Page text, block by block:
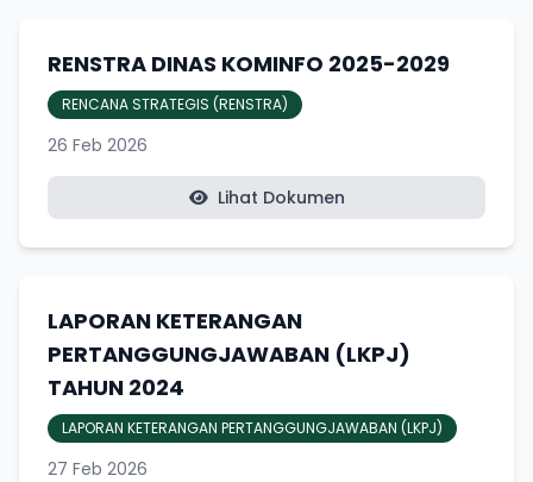
RENSTRA DINAS KOMINFO 2025-2029
RENCANA STRATEGIS (RENSTRA)
26 Feb 2026
Lihat Dokumen
LAPORAN KETERANGAN
PERTANGGUNGJAWABAN (LKPJ)
TAHUN 2024
LAPORAN KETERANGAN PERTANGGUNGJAWABAN (LKPJ)
27 Feb 2026